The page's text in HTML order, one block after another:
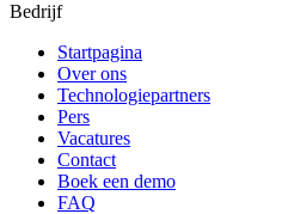
Bedrijf
Startpagina
Over ons
Technologiepartners
Pers
Vacatures
Contact
Boek een demo
FAQ